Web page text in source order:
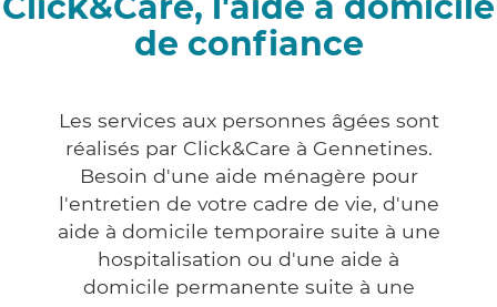
de confiance
Les services aux personnes âgées sont
réalisés par Click&Care à Gennetines.
Besoin d'une aide ménagère pour
l'entretien de votre cadre de vie, d'une
aide à domicile temporaire suite à une
hospitalisation ou d'une aide à
domicile permanente suite à une